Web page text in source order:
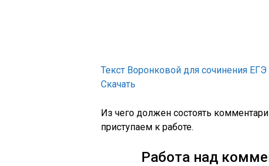
Текст Воронковой для сочинения
Скачать
Из чего должен состоять
приступаем к работе.
Работа над